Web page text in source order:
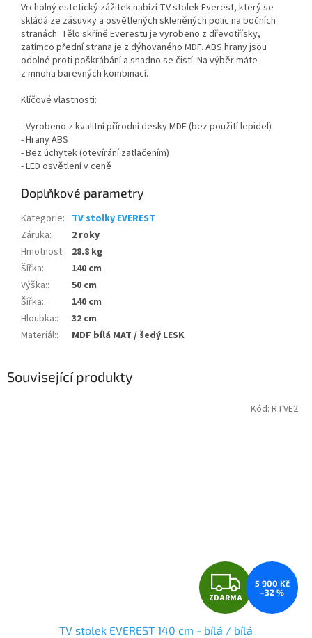
Vrcholný estetický zážitek nabízí TV stolek Everest, který se
skládá ze zásuvky a osvětlených skleněných polic na bočních
stranách. Tělo skříně Everestu je vyrobeno z dřevotřísky,
zatímco přední strana je z dýhovaného MDF. ABS hrany jsou
odolné proti poškrábání a snadno se čistí. Na výběr máte
z mnoha barevných kombinací.
Klíčové vlastnosti:
- Vyrobeno z kvalitní přírodní desky MDF (bez použití lepidel)
- Hrany ABS
- Bez úchytek (otevírání zatlačením)
- LED osvětlení v ceně
Doplňkové parametry
Kategorie: TV stolky EVEREST
Záruka:
2 roky
Hmotnost:
28.8 kg
Šířka:
140 cm
Výška::
50 cm
Šířka::
140 cm
Hloubka::
32 cm
Materiál:: MDF bílá MAT / šedý LESK
Související produkty
Z
D
ZDARMA
5 900 Kč
–32 %
TV stolek EVEREST 140 cm - bílá / bílá
Kód: RTVE2